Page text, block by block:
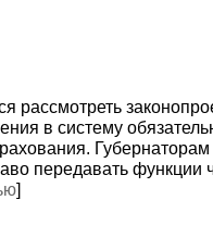
рассмотреть
в систему
передавать функции
]